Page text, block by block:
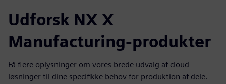
Udforsk NX X
Manufacturing-produkter
Få flere oplysninger om vores brede udvalg af cloud-
løsninger til dine specifikke behov for produktion af dele.